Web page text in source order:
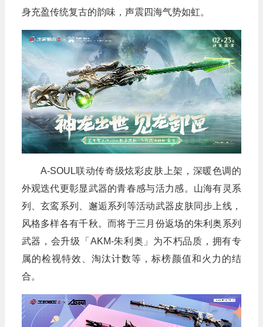
身充盈传统复古的韵味，声震四海气势如虹。
A-SOUL联动传奇级炫彩皮肤上架，深暖色调的
外观迭代更彰显武器的青春感与活力感。山海有灵系
列、玄鸾系列、邂逅系列等活动武器皮肤同步上线，
风格多样各有千秋。而将于三月份返场的朱利奥系列
武器，会升级「AKM-朱利奥」为不朽品质，拥有专
属的检视特效、淘汰计数等，标榜颜值和火力的结
合。